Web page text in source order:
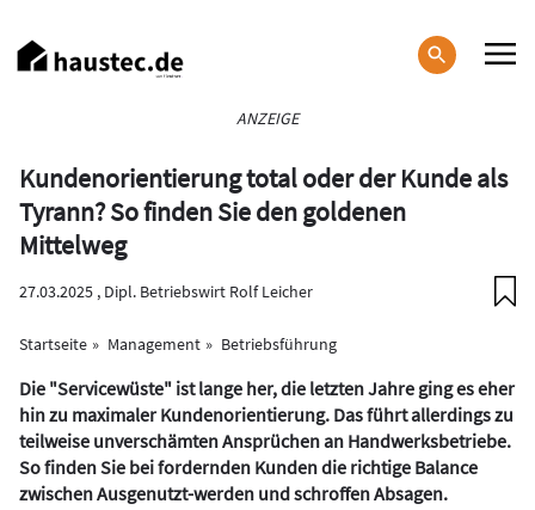
zum
Inhalt
ANZEIGE
Kundenorientierung total oder der Kunde als
Tyrann? So finden Sie den goldenen
Mittelweg
27.03.2025 , Dipl. Betriebswirt Rolf Leicher
Startseite Management Betriebsführung
Die "Servicewüste" ist lange her, die letzten Jahre ging es eher
hin zu maximaler Kundenorientierung. Das führt allerdings zu
teilweise unverschämten Ansprüchen an Handwerksbetriebe.
So finden Sie bei fordernden Kunden die richtige Balance
zwischen Ausgenutzt-werden und schroffen Absagen.